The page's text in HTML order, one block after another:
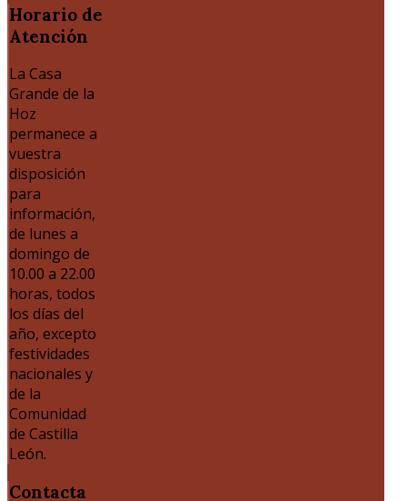
Horario de
Atención
La Casa
Grande de la
Hoz
permanece a
vuestra
disposición
para
información,
de lunes a
domingo de
10.00 a 22.00
horas, todos
los días del
año, excepto
festividades
nacionales y
de la
Comunidad
de Castilla
León.
Contacta